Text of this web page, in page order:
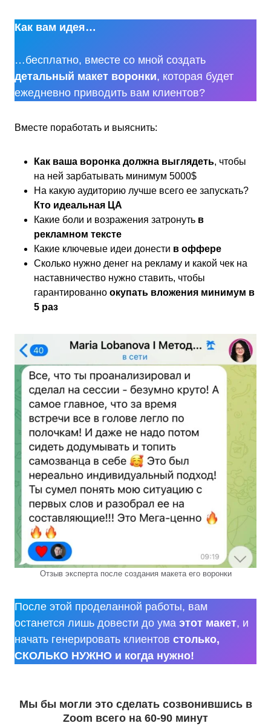
Как вам идея…
…бесплатно, вместе со мной создать
детальный макет воронки, которая будет
ежедневно приводить вам клиентов?
Вместе поработать и выяснить:
Как ваша воронка должна выглядеть, чтобы
на ней зарбатывать минимум 5000$
На какую аудиторию лучше всего ее запускать?
Кто идеальная ЦА
Какие боли и возражения затронуть в
рекламном тексте
Какие ключевые идеи донести в оффере
Сколько нужно денег на рекламу и какой чек на
наставничество нужно ставить, чтобы
гарантированно окупать вложения минимум в
5 раз
Отзыв эксперта после создания макета его воронки
После этой проделанной работы, вам
останется лишь довести до ума этот макет, и
начать генерировать клиентов столько,
СКОЛЬКО НУЖНО и когда нужно!
Мы бы могли это сделать созвонившись в
Zoom всего на 60-90 минут